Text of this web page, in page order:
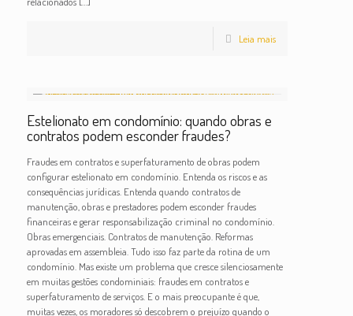
Leia mais
Estelionato em condomínio: quando obras e
contratos podem esconder fraudes?
Fraudes em contratos e superfaturamento de obras podem
configurar estelionato em condomínio. Entenda os riscos e as
consequências jurídicas. Entenda quando contratos de
manutenção, obras e prestadores podem esconder fraudes
financeiras e gerar responsabilização criminal no condomínio.
Obras emergenciais. Contratos de manutenção. Reformas
aprovadas em assembleia. Tudo isso faz parte da rotina de um
condomínio. Mas existe um problema que cresce silenciosamente
em muitas gestões condominiais: fraudes em contratos e
superfaturamento de serviços. E o mais preocupante é que,
muitas vezes, os moradores só descobrem o prejuízo quando o